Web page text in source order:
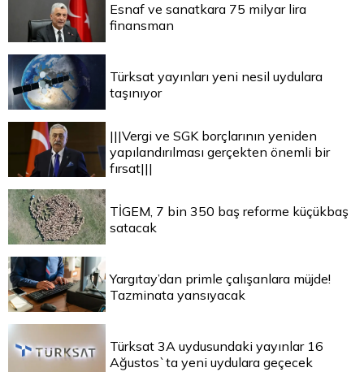
Esnaf ve sanatkara 75 milyar lira
finansman
Türksat yayınları yeni nesil uydulara
taşınıyor
|||Vergi ve SGK borçlarının yeniden
yapılandırılması gerçekten önemli bir
fırsat|||
TİGEM, 7 bin 350 baş reforme küçükbaş
satacak
Yargıtay’dan primle çalışanlara müjde!
Tazminata yansıyacak
Türksat 3A uydusundaki yayınlar 16
Ağustos`ta yeni uydulara geçecek